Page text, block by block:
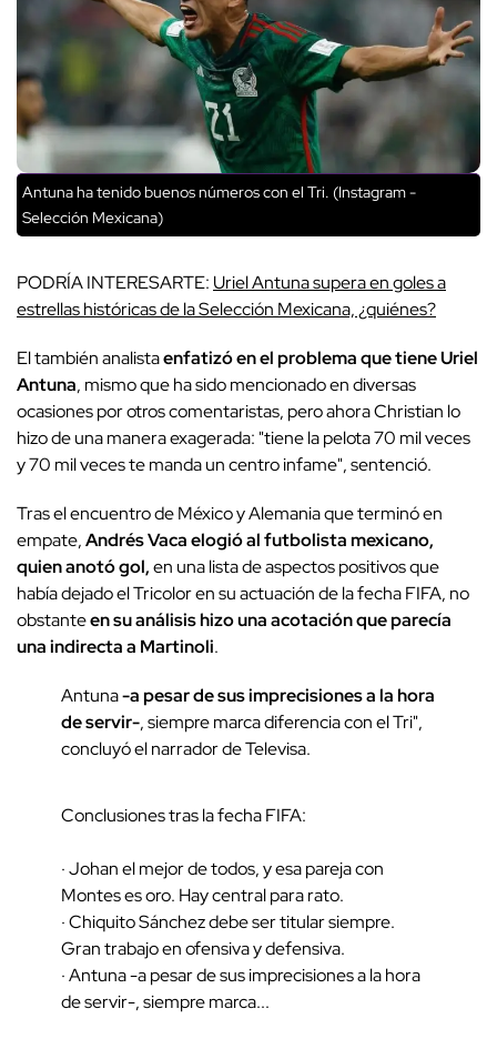
Antuna ha tenido buenos números con el Tri. (Instagram -
Selección Mexicana)
PODRÍA INTERESARTE: Uriel Antuna supera en goles a
estrellas históricas de la Selección Mexicana, ¿quiénes?
El también analistaenfatizó en el problema que tiene Uriel
Antuna, mismo que ha sido mencionado en diversas
ocasiones por otros comentaristas, pero ahora Christian lo
hizo de una manera exagerada: "tiene la pelota 70 mil veces
y 70 mil veces te manda un centro infame", sentenció.
Tras el encuentro de México y Alemania que terminó en
empate,Andrés Vaca elogió al futbolista mexicano,
quien anotó gol,en una lista de aspectos positivos que
había dejado el Tricolor en su actuación de la fecha FIFA, no
obstanteen su análisis hizo una acotación que parecía
una indirecta a Martinoli.
Antuna-a pesar de sus imprecisiones a la hora
de servir-, siempre marca diferencia con el Tri",
concluyó el narrador de Televisa.
Conclusiones tras la fecha FIFA:
· Johan el mejor de todos, y esa pareja con
Montes es oro. Hay central para rato.
· Chiquito Sánchez debe ser titular siempre.
Gran trabajo en ofensiva y defensiva.
· Antuna -a pesar de sus imprecisiones a la hora
de servir-, siempre marca...